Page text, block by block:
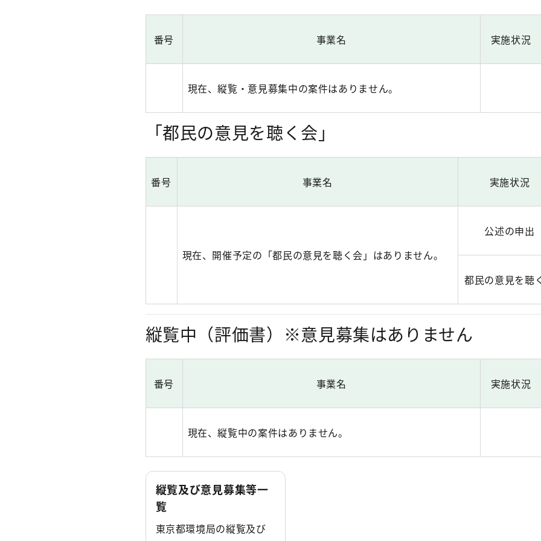
番号 事業名 実施状況
現在、縦覧・意見募集中の案件はありません。
「都民の意見を聴く会」
番号 事業名 実施状況
現在、開催予定の「都民の意見を聴く会」はありません。
公述の申出
都民の意見を聴
縦覧中（評価書）※意見募集はありません
番号 事業名 実施状況
現在、縦覧中の案件はありません。
縦覧及び意見募集等一
覧
東京都環境局の縦覧及び